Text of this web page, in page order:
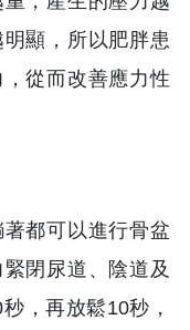
顯，所以肥胖患
從而改善應力性
都可以進行骨盆
閉尿道、陰道及
，再放鬆10秒，